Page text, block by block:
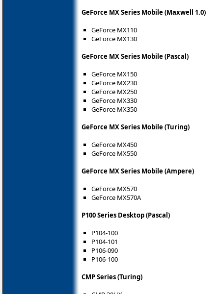
GeForce MX Series Mobile (Maxwell 1.0)
GeForce MX110
GeForce MX130
GeForce MX Series Mobile (Pascal)
GeForce MX150
GeForce MX230
GeForce MX250
GeForce MX330
GeForce MX350
GeForce MX Series Mobile (Turing)
GeForce MX450
GeForce MX550
GeForce MX Series Mobile (Ampere)
GeForce MX570
GeForce MX570A
P100 Series Desktop (Pascal)
P104-100
P104-101
P106-090
P106-100
CMP Series (Turing)